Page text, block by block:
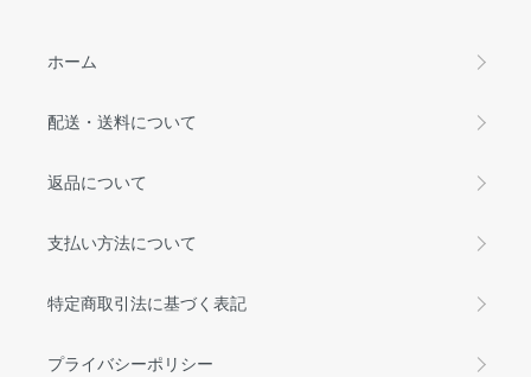
ホーム
配送・送料について
返品について
支払い方法について
特定商取引法に基づく表記
プライバシーポリシー